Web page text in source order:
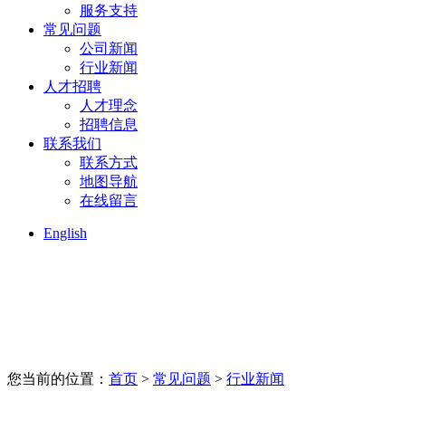
服务支持
常见问题
公司新闻
行业新闻
人才招聘
人才理念
招聘信息
联系我们
联系方式
地图导航
在线留言
English
您当前的位置： 首页 > 常见问题 > 行业新闻